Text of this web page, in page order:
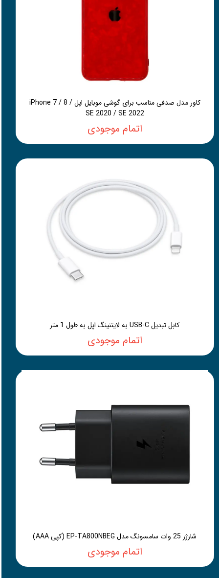
کاور مدل صدفی مناسب برای گوشی موبایل اپل iPhone 7 / 8 /
SE 2020 / SE 2022
اتمام موجودی
کابل تبدیل USB-C به لایتنینگ اپل به طول 1 متر
اتمام موجودی
شارژر 25 وات سامسونگ مدل EP-TA800NBEG (کپی AAA)
اتمام موجودی